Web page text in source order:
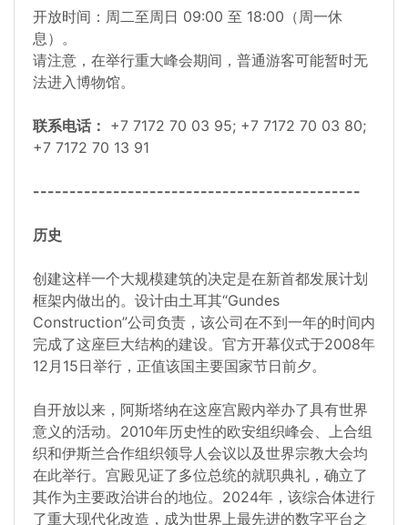
开放时间：周二至周日 09:00 至 18:00（周一休
息）。
请注意，在举行重大峰会期间，普通游客可能暂时无
法进入博物馆。
联系电话： +7 7172 70 03 95; +7 7172 70 03 80;
+7 7172 70 13 91
---------------------------------------------
历史
创建这样一个大规模建筑的决定是在新首都发展计划
框架内做出的。设计由土耳其“Gundes
Construction”公司负责，该公司在不到一年的时间内
完成了这座巨大结构的建设。官方开幕仪式于2008年
12月15日举行，正值该国主要国家节日前夕。
自开放以来，阿斯塔纳在这座宫殿内举办了具有世界
意义的活动。2010年历史性的欧安组织峰会、上合组
织和伊斯兰合作组织领导人会议以及世界宗教大会均
在此举行。宫殿见证了多位总统的就职典礼，确立了
其作为主要政治讲台的地位。2024年，该综合体进行
了重大现代化改造，成为世界上最先进的数字平台之